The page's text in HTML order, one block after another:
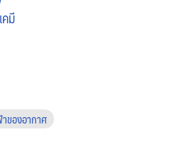
คมี
ของอากาศ